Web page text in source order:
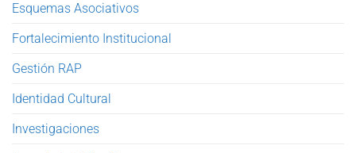
Esquemas Asociativos
Fortalecimiento Institucional
Gestión RAP
Identidad Cultural
Investigaciones